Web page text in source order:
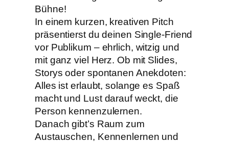
Bühne!
In einem kurzen, kreativen Pitch
präsentierst du deinen Single-Friend
vor Publikum – ehrlich, witzig und
mit ganz viel Herz. Ob mit Slides,
Storys oder spontanen Anekdoten:
Alles ist erlaubt, solange es Spaß
macht und Lust darauf weckt, die
Person kennenzulernen.
Danach gibt’s Raum zum
Austauschen, Kennenlernen und